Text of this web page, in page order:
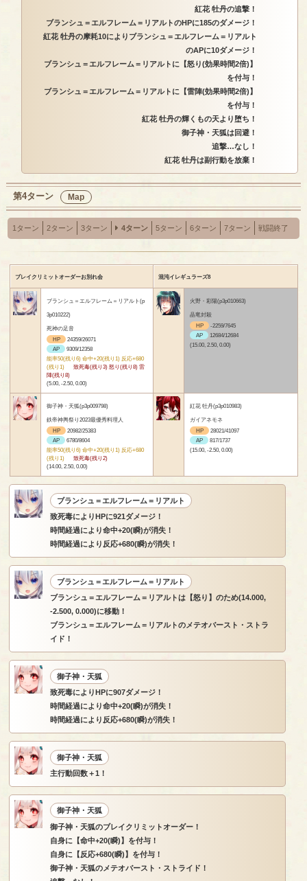
紅花 牡丹の追撃！
ブランシュ＝エルフレーム＝リアルトのHPに185のダメージ！
紅花 牡丹の摩耗10によりブランシュ＝エルフレーム＝リアルト
のAPに10ダメージ！
ブランシュ＝エルフレーム＝リアルトに【怒り(効果時間2倍)】
を付与！
ブランシュ＝エルフレーム＝リアルトに【雷陣(効果時間2倍)】
を付与！
紅花 牡丹の輝くもの天より堕ち！
御子神・天狐は回避！
追撃…なし！
紅花 牡丹は副行動を放棄！
第4ターン Map
1ターン 2ターン 3ターン 4ターン 5ターン 6ターン 7ターン 戦闘終了
ブレイクリミットオーダーお別れ会 混沌イレギュラーズ8
ブランシュ＝エルフレーム＝リアルト(p
3p010222)
死神の足音
HP
24359/26071
AP
9309/12358
能率50(残り6) 命中+20(残り1) 反応+680
(残り1)
致死毒(残り3) 怒り(残り8) 雷
陣(残り8)
(5.00, -2.50, 0.00)
火野・彩陽(p3p010663)
晶竜封殺
HP
-2259/7645
AP
12684/12684
(15.00, 2.50, 0.00)
御子神・天狐(p3p009798)
鉄帝神輿祭り2023最優秀料理人
HP
20982/25383
AP
6780/8604
能率50(残り6) 命中+20(残り1) 反応+680
(残り1)
致死毒(残り2)
(14.00, 2.50, 0.00)
紅花 牡丹(p3p010983)
ガイアネモネ
HP
28021/41097
AP
817/1737
(15.00, -2.50, 0.00)
ブランシュ＝エルフレーム＝リアルト
致死毒によりHPに921ダメージ！
時間経過により命中+20(瞬)が消失！
時間経過により反応+680(瞬)が消失！
ブランシュ＝エルフレーム＝リアルト
ブランシュ＝エルフレーム＝リアルトは【怒り】のため(14.000,
-2.500, 0.000)に移動！
ブランシュ＝エルフレーム＝リアルトのメテオバースト・ストラ
イド！
御子神・天狐
致死毒によりHPに907ダメージ！
時間経過により命中+20(瞬)が消失！
時間経過により反応+680(瞬)が消失！
御子神・天狐
主行動回数＋1！
御子神・天狐
御子神・天狐のブレイクリミットオーダー！
自身に【命中+20(瞬)】を付与！
自身に【反応+680(瞬)】を付与！
御子神・天狐のメテオバースト・ストライド！